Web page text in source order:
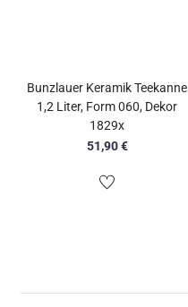
Bunzlauer Keramik Teekanne
1,2 Liter, Form 060, Dekor
1829x
51,90€